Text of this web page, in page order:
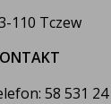
110 Tczew
58 531 24